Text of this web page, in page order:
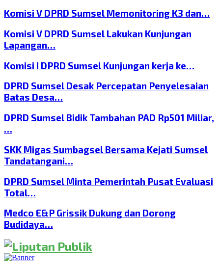
Komisi V DPRD Sumsel Memonitoring K3 dan…
Komisi V DPRD Sumsel Lakukan Kunjungan
Lapangan…
Komisi I DPRD Sumsel Kunjungan kerja ke…
DPRD Sumsel Desak Percepatan Penyelesaian
Batas Desa…
DPRD Sumsel Bidik Tambahan PAD Rp501 Miliar,
…
SKK Migas Sumbagsel Bersama Kejati Sumsel
Tandatangani…
DPRD Sumsel Minta Pemerintah Pusat Evaluasi
Total…
Medco E&P Grissik Dukung dan Dorong
Budidaya…